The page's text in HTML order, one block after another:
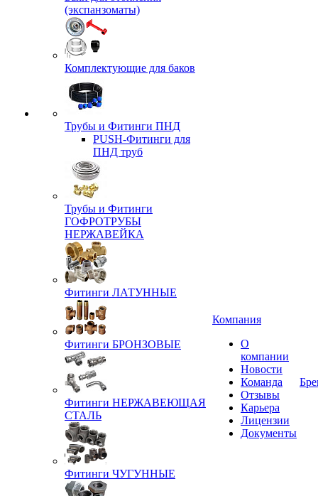
(экспанзоматы)
Комплектующие для баков
Трубы и Фитинги ПНД
PUSH-Фитинги для
ПНД труб
Трубы и Фитинги
ГОФРОТРУБЫ
НЕРЖАВЕЙКА
Фитинги ЛАТУННЫЕ
Фитинги БРОНЗОВЫЕ
Фитинги НЕРЖАВЕЮЩАЯ
СТАЛЬ
Фитинги ЧУГУННЫЕ
Компания
О
компании
Новости
Команда
Отзывы
Карьера
Лицензии
Документы